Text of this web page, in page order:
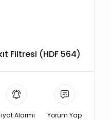
Filtresi (HDF 564)
Alarmı Yorum Yap